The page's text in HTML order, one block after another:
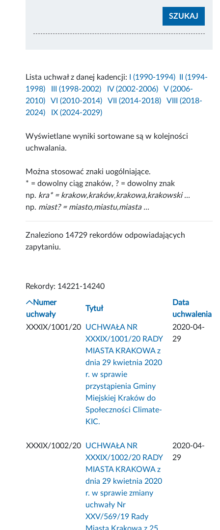
Lista uchwał z danej kadencji: I (1990-1994)
II (1994-
1998)
III (1998-2002) IV (2002-2006)
V (2006-
2010)
VI (2010-2014) VII (2014-2018)
VIII (2018-
2024)
IX (2024-2029)
Wyświetlane wyniki sortowane są w kolejności
uchwalania.
Można stosować znaki uogólniające.
* = dowolny ciąg znaków, ? = dowolny znak
np. kra* = krakow,kraków,krakowa,krakowski ...
np. miast? = miasto,miastu,miasta ...
Znaleziono 14729 rekordów odpowiadających
zapytaniu.
Rekordy: 14221-14240
Numer
uchwały
Tytuł
Data
uchwalenia
XXXIX/1001/20
UCHWAŁA NR
XXXIX/1001/20 RADY
MIASTA KRAKOWA z
dnia 29 kwietnia 2020
r. w sprawie
przystąpienia Gminy
Miejskiej Kraków do
Społeczności Climate-
KIC.
2020-04-
29
XXXIX/1002/20
UCHWAŁA NR
XXXIX/1002/20 RADY
MIASTA KRAKOWA z
dnia 29 kwietnia 2020
r. w sprawie zmiany
uchwały Nr
XXV/569/19 Rady
2020-04-
29